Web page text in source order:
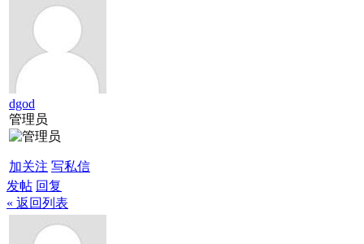
dgod
管理员
加关注 写私信
发帖 回复
« 返回列表